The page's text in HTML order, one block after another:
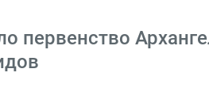
первенство